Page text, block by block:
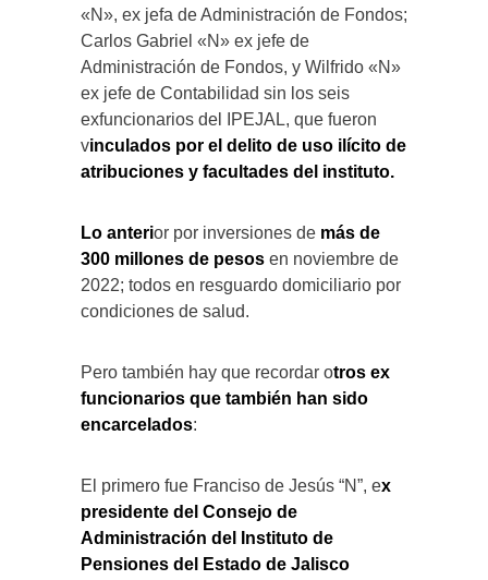
«N», ex jefa de Administración de Fondos;
Carlos Gabriel «N» ex jefe de
Administración de Fondos, y Wilfrido «N»
ex jefe de Contabilidad sin los seis
exfuncionarios del IPEJAL, que fueron
vinculados por el delito de uso ilícito de
atribuciones y facultades del instituto.
Lo anterior por inversiones de más de
300 millones de pesos en noviembre de
2022; todos en resguardo domiciliario por
condiciones de salud.
Pero también hay que recordar otros ex
funcionarios que también han sido
encarcelados:
El primero fue Franciso de Jesús “N”, ex
presidente del Consejo de
Administración del Instituto de
Pensiones del Estado de Jalisco